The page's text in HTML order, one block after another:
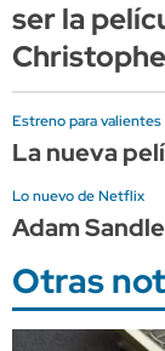
ser la
Estreno para valientes
La nueva
Lo nuevo de Netflix
Adam
Otras